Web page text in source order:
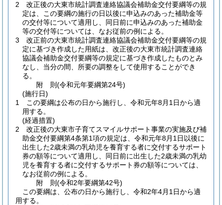
2
改正後の大東市統計調査連絡協議会補助金交付要綱等の規
定は、この要綱の施行の日以後に申込みのあった補助金等
の交付等について適用し、同日前に申込みのあった補助金
等の交付等については、なお従前の例による。
3
改正前の大東市統計調査連絡協議会補助金交付要綱等の規
定に基づき作成した用紙は、改正後の大東市統計調査連絡
協議会補助金交付要綱等の規定に基づき作成したものとみ
なし、当分の間、所要の調整をして使用することができ
る。
附 則(令和元年要綱第24号)
(施行日)
1
この要綱は公布の日から施行し、令和元年8月1日から適
用する。
(経過措置)
2
改正後の大東市子育てスマイルサポート事業の実施及び補
助金交付要綱第4条第1項の規定は、令和元年8月1日以後に
出生した2歳未満の乳幼児を養育する者に交付するサポート
券の額等について適用し、同日前に出生した2歳未満の乳幼
児を養育する者に交付するサポート券の額等については、
なお従前の例による。
附 則(令和2年要綱第42号)
この要綱は、公布の日から施行し、令和2年4月1日から適
用する。